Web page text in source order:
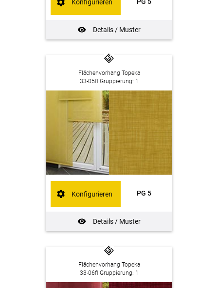
Details / Muster
Konfigurieren
Flächenvorhang Topeka
33-05fl Gruppierung: 1
PG 5
Details / Muster
Konfigurieren
Flächenvorhang Topeka
33-06fl Gruppierung: 1